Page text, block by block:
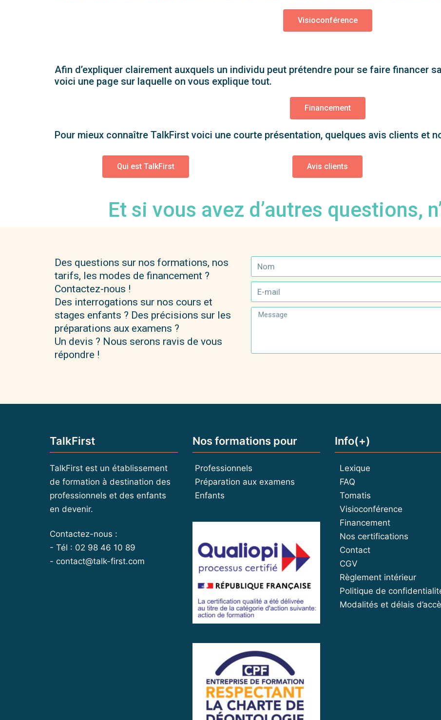
Visioconférence
Afin d’expliquer clairement auxquels un individu peut prétendre pour se faire financer
voici une page sur laquelle on vous explique tout.
Financement
Pour mieux connaître TalkFirst voici une courte présentation, quelques avis clients et
Qui est TalkFirst Avis clients
Et si vous avez d’autres questions,
Des questions sur nos formations, nos
tarifs, les modes de financement ?
Contactez-nous !
Des interrogations sur nos cours et
stages enfants ? Des précisions sur les
préparations aux examens ?
Un devis ? Nous serons ravis de vous
répondre !
TalkFirst
TalkFirst est un établissement
de formation à destination des
professionnels et des enfants
en devenir.
Contactez-nous :
- Tél : 02 98 46 10 89
- contact@talk-first.com
Nos formations pour
Professionnels
Préparation aux examens
Enfants
Info(+)
Lexique
FAQ
Tomatis
Visioconférence
Financement
Nos certifications
Contact
CGV
Règlement intérieur
Politique de
Modalités et délais